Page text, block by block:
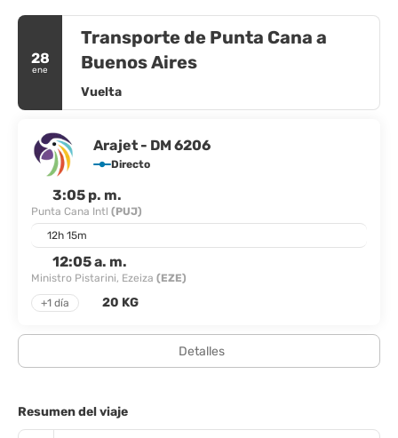
28
ene
Transporte de Punta Cana a
Buenos Aires
Vuelta
Arajet - DM 6206
Directo
3:05 p. m.
Punta Cana Intl (PUJ)
12h 15m
12:05 a. m.
Ministro Pistarini, Ezeiza (EZE)
+1 día
20 KG
Detalles
Resumen del viaje